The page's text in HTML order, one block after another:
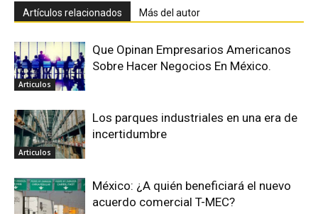
Artículos relacionados Más del autor
Articulos
Que Opinan Empresarios Americanos
Sobre Hacer Negocios En México.
Articulos
Los parques industriales en una era de
incertidumbre
México: ¿A quién beneficiará el nuevo
acuerdo comercial T-MEC?